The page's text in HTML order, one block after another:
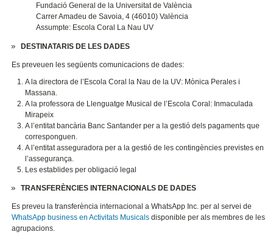
Fundació General de la Universitat de València
Carrer Amadeu de Savoia, 4 (46010) València
Assumpte: Escola Coral La Nau UV
DESTINATARIS DE LES DADES
Es preveuen les següents comunicacions de dades:
A la directora de l’Escola Coral la Nau de la UV: Mònica Perales i
Massana.
A la professora de Llenguatge Musical de l’Escola Coral: Inmaculada
Mirapeix
A l’entitat bancària Banc Santander per a la gestió dels pagaments que
corresponguen.
A l’entitat asseguradora per a la gestió de les contingències previstes en
l’assegurança.
Les establides per obligació legal
TRANSFERÈNCIES INTERNACIONALS DE DADES
Es preveu la transferència internacional a WhatsApp Inc. per al servei de
WhatsApp business en Activitats Musicalsdisponible per als membres de les
agrupacions.